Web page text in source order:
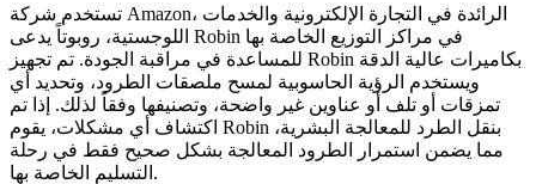
تستخدم شركة Amazon، الرائدة في التجارة الإلكترونية والخدمات
اللوجستية، روبوتاً يدعى Robin في مراكز التوزيع الخاصة بها
للمساعدة في مراقبة الجودة. تم تجهيز Robin بكاميرات عالية الدقة
ويستخدم الرؤية الحاسوبية لمسح ملصقات الطرود، وتحديد أي
تمزقات أو تلف أو عناوين غير واضحة، وتصنيفها وفقاً لذلك. إذا تم
اكتشاف أي مشكلات، يقوم Robin بنقل الطرد للمعالجة البشرية،
مما يضمن استمرار الطرود المعالجة بشكل صحيح فقط في رحلة
التسليم الخاصة بها.